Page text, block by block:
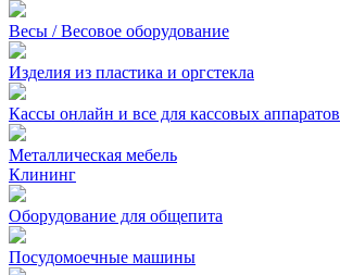
Весы / Весовое оборудование
Изделия из пластика и оргстекла
Кассы онлайн и все для кассовых аппаратов
Металлическая мебель
Клининг
Оборудование для общепита
Посудомоечные машины